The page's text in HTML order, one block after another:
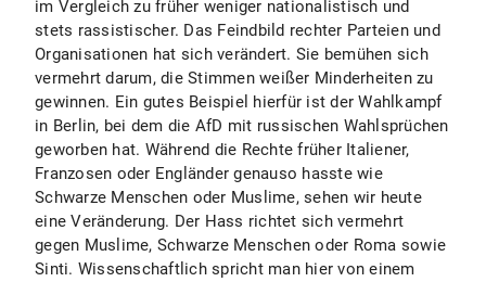
im Vergleich zu früher weniger nationalistisch und
stets rassistischer. Das Feindbild rechter Parteien und
Organisationen hat sich verändert. Sie bemühen sich
vermehrt darum, die Stimmen weißer Minderheiten zu
gewinnen. Ein gutes Beispiel hierfür ist der Wahlkampf
in Berlin, bei dem die AfD mit russischen Wahlsprüchen
geworben hat. Während die Rechte früher Italiener,
Franzosen oder Engländer genauso hasste wie
Schwarze Menschen oder Muslime, sehen wir heute
eine Veränderung. Der Hass richtet sich vermehrt
gegen Muslime, Schwarze Menschen oder Roma sowie
Sinti. Wissenschaftlich spricht man hier von einem